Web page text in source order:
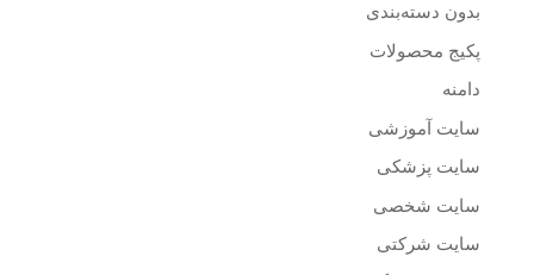
بدون دسته‌بندی
پکیج محصولات
دامنه
سایت آموزشی
سایت پزشکی
سایت شخصی
سایت شرکتی